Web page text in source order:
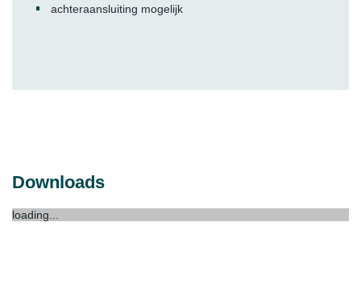
achteraansluiting mogelijk
Downloads
loading...